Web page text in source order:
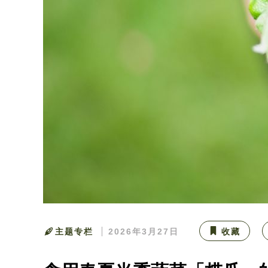
主题专栏 2026年3月27日 收藏